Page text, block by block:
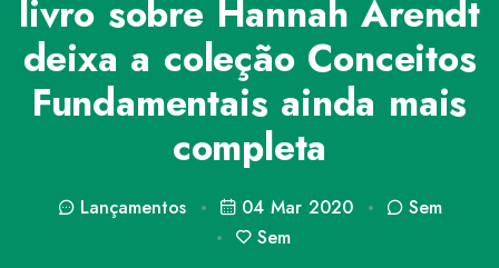
livro sobre Hannah Arendt
deixa a coleção Conceitos
Fundamentais ainda mais
completa
Lançamentos 04 Mar 2020
Sem
Sem